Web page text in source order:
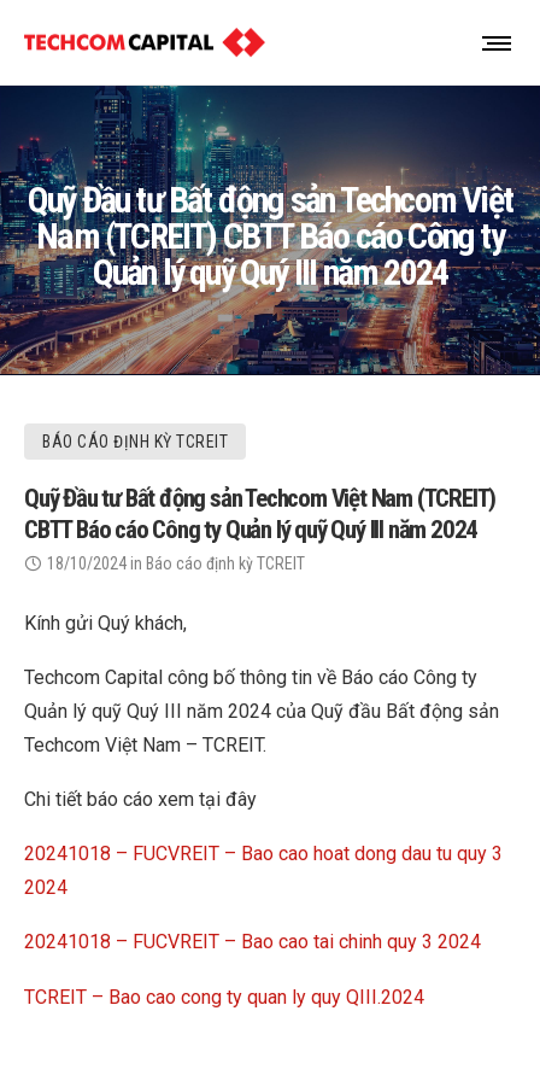
Quỹ Đầu tư Bất động sản Techcom Việt
Nam (TCREIT) CBTT Báo cáo Công ty
Quản lý quỹ Quý III năm 2024
BÁO CÁO ĐỊNH KỲ TCREIT
Quỹ Đầu tư Bất động sản Techcom Việt Nam (TCREIT)
CBTT Báo cáo Công ty Quản lý quỹ Quý III năm 2024
18/10/2024in Báo cáo định kỳ TCREIT
Kính gửi Quý khách,
Techcom Capital công bố thông tin về Báo cáo Công ty
Quản lý quỹ Quý III năm 2024 của Quỹ đầu Bất động sản
Techcom Việt Nam – TCREIT.
Chi tiết báo cáo xem tại đây
20241018 – FUCVREIT – Bao cao hoat dong dau tu quy 3
2024
20241018 – FUCVREIT – Bao cao tai chinh quy 3 2024
TCREIT – Bao cao cong ty quan ly quy QIII.2024